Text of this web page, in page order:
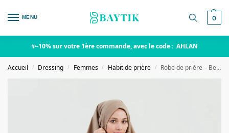
MENU 0
✨-10% sur votre 1ère commande, avec le code : AHLAN
Accueil / Dressing / Femmes / Habit de prière / Robe de prière – Beige